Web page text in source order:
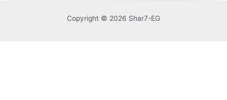
Copyright © 2026 Shar7-EG